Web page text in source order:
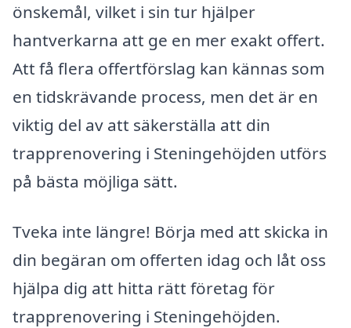
önskemål, vilket i sin tur hjälper
hantverkarna att ge en mer exakt offert.
Att få flera offertförslag kan kännas som
en tidskrävande process, men det är en
viktig del av att säkerställa att din
trapprenovering i Steningehöjden utförs
på bästa möjliga sätt.
Tveka inte längre! Börja med att skicka in
din begäran om offerten idag och låt oss
hjälpa dig att hitta rätt företag för
trapprenovering i Steningehöjden.